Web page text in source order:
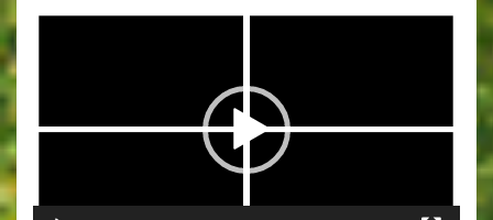
Lecteur